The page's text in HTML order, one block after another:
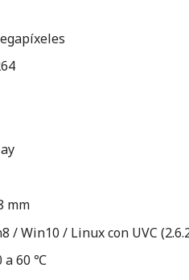
mm
/ Win10 / Linux con UVC
a 60 ℃